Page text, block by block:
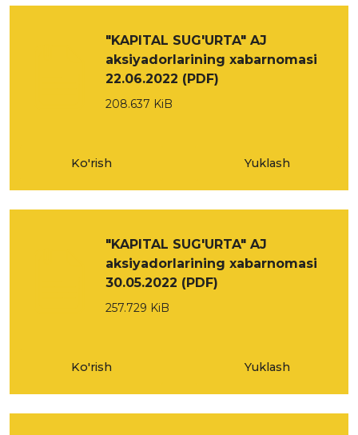
"KAPITAL SUG'URTA" AJ
aksiyadorlarining xabarnomasi
22.06.2022 (PDF)
208.637 KiB
Ko'rish Yuklash
"KAPITAL SUG'URTA" AJ
aksiyadorlarining xabarnomasi
30.05.2022 (PDF)
257.729 KiB
Ko'rish Yuklash